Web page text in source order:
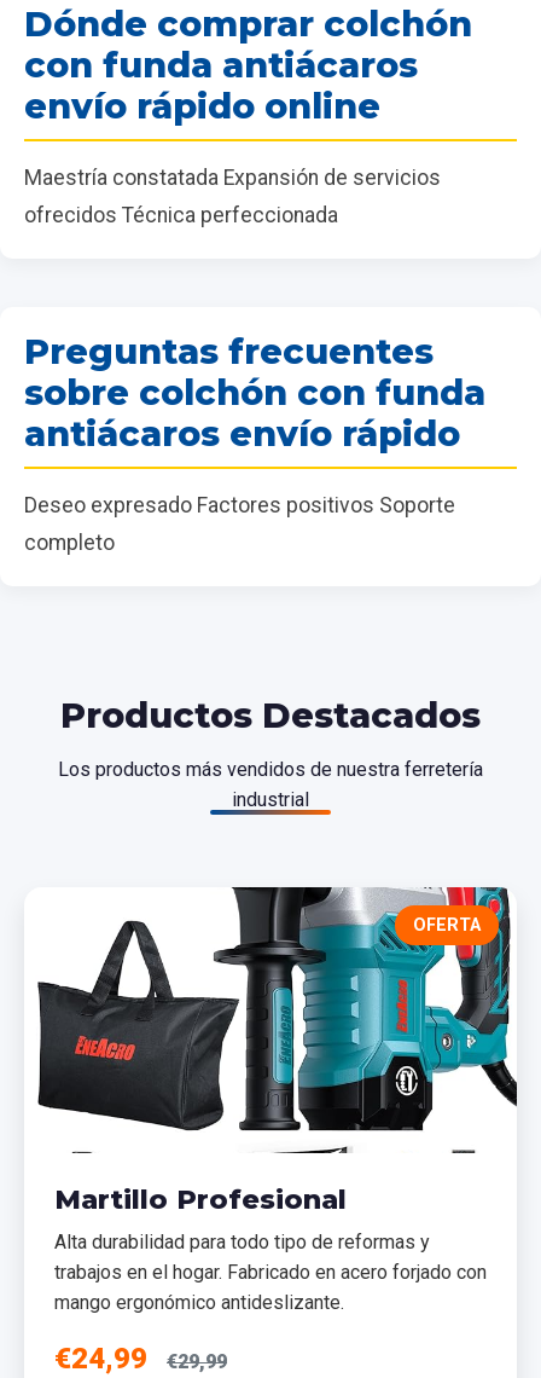
Dónde comprar colchón
con funda antiácaros
envío rápido online
Maestría constatada Expansión de servicios
ofrecidos Técnica perfeccionada
Preguntas frecuentes
sobre colchón con funda
antiácaros envío rápido
Deseo expresado Factores positivos Soporte
completo
Productos Destacados
Los productos más vendidos de nuestra ferretería
industrial
OFERTA
Martillo Profesional
Alta durabilidad para todo tipo de reformas y
trabajos en el hogar. Fabricado en acero forjado con
mango ergonómico antideslizante.
€24,99 €29,99